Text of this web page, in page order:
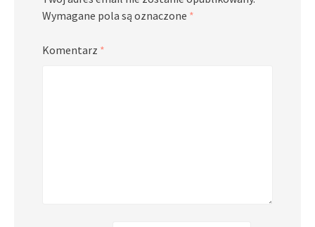
Wymagane pola są oznaczone *
Komentarz *